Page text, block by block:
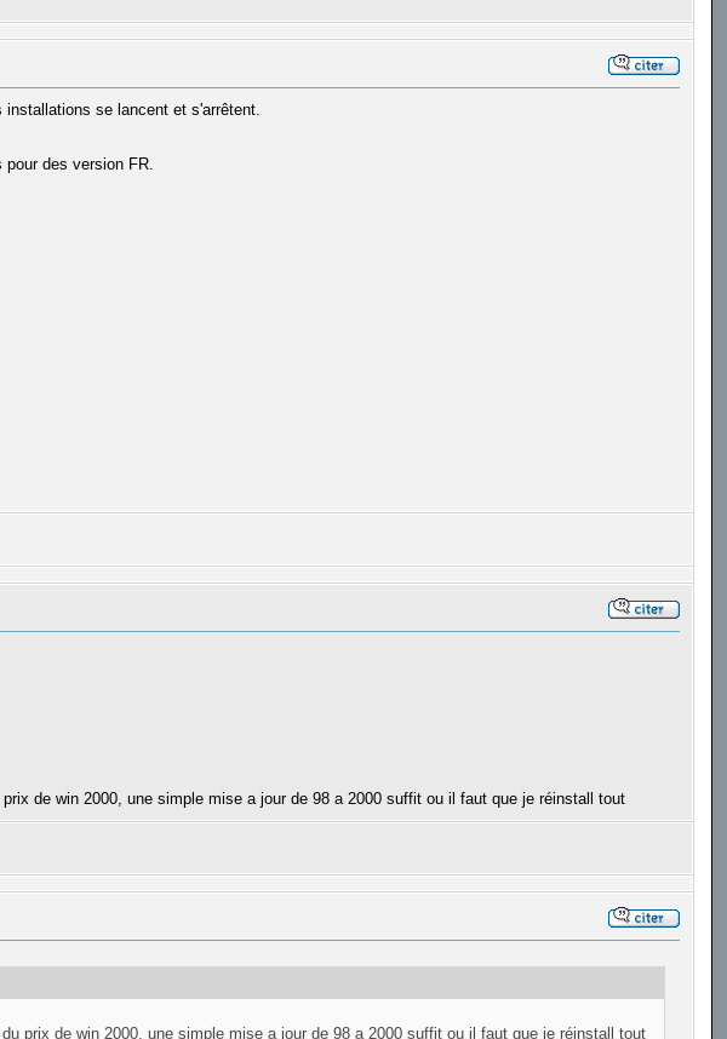
se lancent et s'arrêtent.
pour des version FR.
de win 2000, une simple mise a jour de 98 a 2000 suffit ou il faut que je réinstall tout
prix de win 2000, une simple mise a jour de 98 a 2000 suffit ou il faut que je réinstall tout